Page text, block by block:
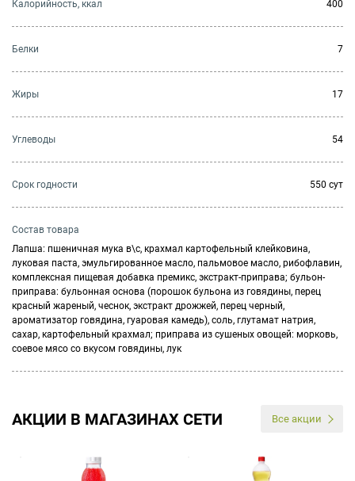
Калорийность, ккал 400
Белки 7
Жиры 17
Углеводы 54
Cрок годности 550 сут
Состав товара
Лапша: пшеничная мука в\с, крахмал картофельный клейковина,
луковая паста, эмульгированное масло, пальмовое масло, рибофлавин,
комплексная пищевая добавка премикс, экстракт-приправа; бульон-
приправа: бульонная основа (порошок бульона из говядины, перец
красный жареный, чеснок, экстракт дрожжей, перец черный,
ароматизатор говядина, гуаровая камедь), соль, глутамат натрия,
сахар, картофельный крахмал; приправа из сушеных овощей: морковь,
соевое мясо со вкусом говядины, лук
АКЦИИ В МАГАЗИНАХ СЕТИ Все акции